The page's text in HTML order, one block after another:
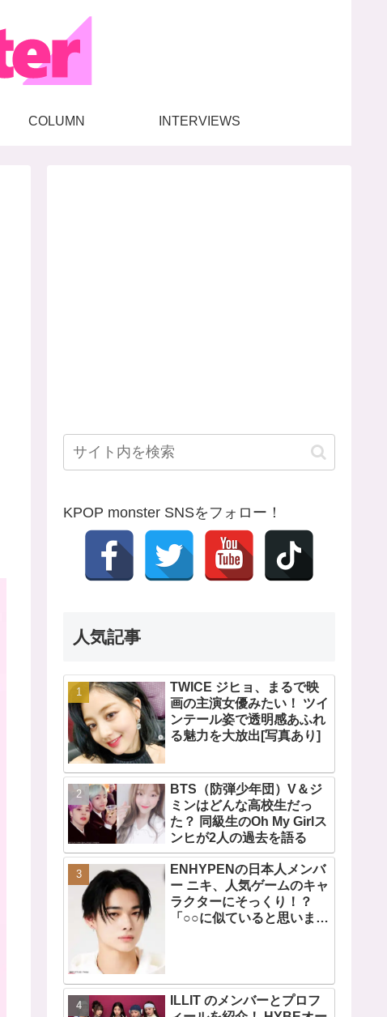
COLUMN INTERVIEWS
KPOP monster SNSをフォロー！
人気記事
TWICE ジヒョ、まるで映
画の主演女優みたい！ ツイ
ンテール姿で透明感あふれ
る魅力を大放出[写真あり]
BTS（防弾少年団）V＆ジ
ミンはどんな高校生だっ
た？ 同級生のOh My Girlス
ンヒが2人の過去を語る
ENHYPENの日本人メンバ
ー ニキ、人気ゲームのキャ
ラクターにそっくり！？
「○○に似ていると思いま
「客観的な視点で自分を見
てるねｗｗ」
ILLIT のメンバーとプロフ